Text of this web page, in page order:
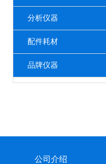
分析仪器
配件耗材
品牌仪器
公司介绍